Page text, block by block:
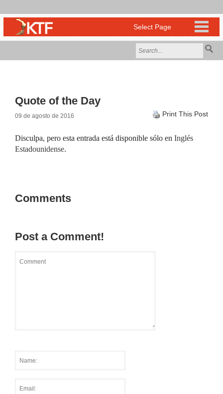
Quote of the Day
09 de agosto de 2016 Print This Post
Disculpa, pero esta entrada está disponible sólo en Inglés
Estadounidense.
Comments
Post a Comment!